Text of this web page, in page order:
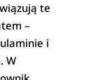
te
–
i
W